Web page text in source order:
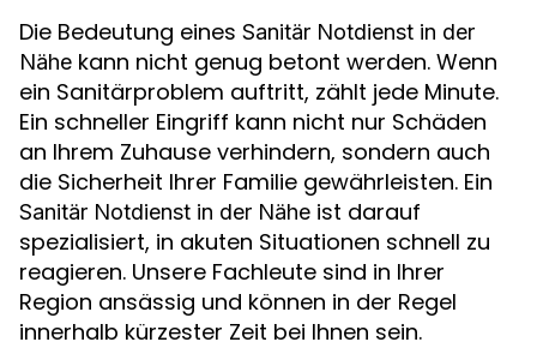
Die Bedeutung eines Sanitär Notdienst in der
Nähe kann nicht genug betont werden. Wenn
ein Sanitärproblem auftritt, zählt jede Minute.
Ein schneller Eingriff kann nicht nur Schäden
an Ihrem Zuhause verhindern, sondern auch
die Sicherheit Ihrer Familie gewährleisten. Ein
Sanitär Notdienst in der Nähe ist darauf
spezialisiert, in akuten Situationen schnell zu
reagieren. Unsere Fachleute sind in Ihrer
Region ansässig und können in der Regel
innerhalb kürzester Zeit bei Ihnen sein.